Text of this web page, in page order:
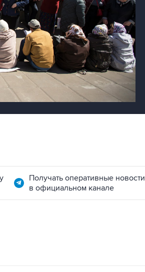
Получать оперативные новости
в официальном канале